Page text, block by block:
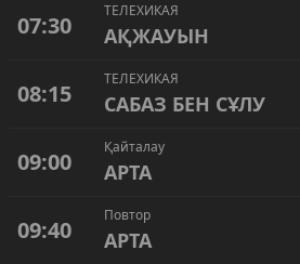
07:30
ТЕЛЕХИКАЯ
АҚЖАУЫН
08:15
ТЕЛЕХИКАЯ
САБАЗ БЕН СҰЛУ
09:00
Қайталау
АРТА
09:40
Повтор
АРТА